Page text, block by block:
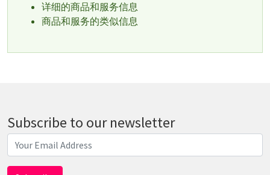
详细的商品和服务信息
商品和服务的类似信息
Subscribe to our newsletter